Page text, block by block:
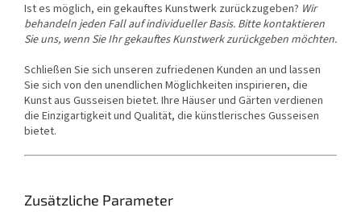
Ist es möglich, ein gekauftes Kunstwerk zurückzugeben? Wir
behandeln jeden Fall auf individueller Basis. Bitte kontaktieren
Sie uns, wenn Sie Ihr gekauftes Kunstwerk zurückgeben möchten.
Schließen Sie sich unseren zufriedenen Kunden an und lassen
Sie sich von den unendlichen Möglichkeiten inspirieren, die
Kunst aus Gusseisen bietet. Ihre Häuser und Gärten verdienen
die Einzigartigkeit und Qualität, die künstlerisches Gusseisen
bietet.
Zusätzliche Parameter